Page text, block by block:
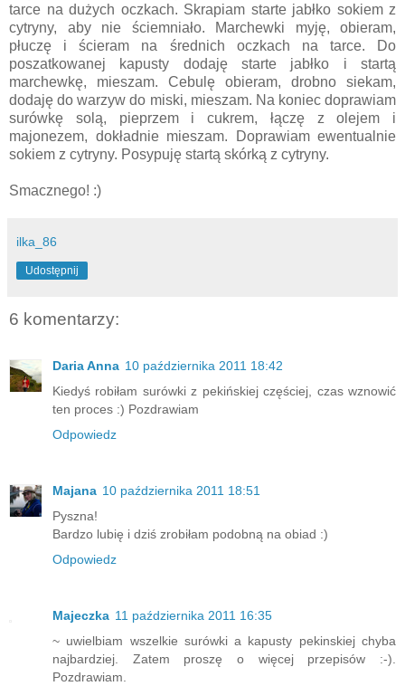
tarce na dużych oczkach. Skrapiam starte jabłko sokiem z
cytryny, aby nie ściemniało. Marchewki myję, obieram,
płuczę i ścieram na średnich oczkach na tarce. Do
poszatkowanej kapusty dodaję starte jabłko i startą
marchewkę, mieszam. Cebulę obieram, drobno siekam,
dodaję do warzyw do miski, mieszam. Na koniec doprawiam
surówkę solą, pieprzem i cukrem, łączę z olejem i
majonezem, dokładnie mieszam. Doprawiam ewentualnie
sokiem z cytryny. Posypuję startą skórką z cytryny.
Smacznego! :)
ilka_86
Udostępnij
6 komentarzy:
Daria Anna 10 października 2011 18:42
Kiedyś robiłam surówki z pekińskiej częściej, czas wznowić
ten proces :) Pozdrawiam
Odpowiedz
Majana 10 października 2011 18:51
Pyszna!
Bardzo lubię i dziś zrobiłam podobną na obiad :)
Odpowiedz
Majeczka 11 października 2011 16:35
~ uwielbiam wszelkie surówki a kapusty pekinskiej chyba
najbardziej. Zatem proszę o więcej przepisów :-).
Pozdrawiam.